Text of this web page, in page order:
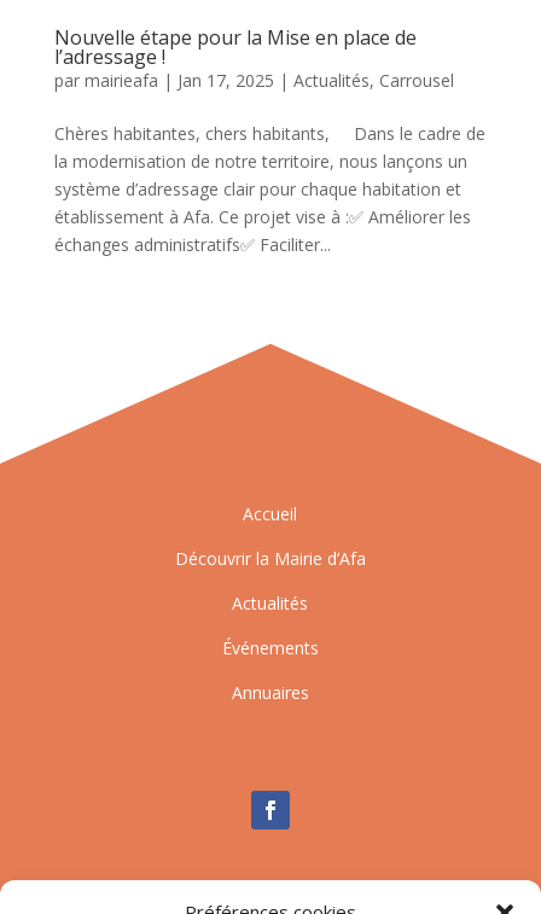
Nouvelle étape pour la Mise en place de
l’adressage !
par mairieafa | Jan 17, 2025 | Actualités, Carrousel
Chères habitantes, chers habitants, Dans le cadre de
la modernisation de notre territoire, nous lançons un
système d’adressage clair pour chaque habitation et
établissement à Afa. Ce projet vise à :✅ Améliorer les
échanges administratifs✅ Faciliter...
Accueil
Découvrir la Mairie d’Afa
Actualités
Événements
Annuaires
Nous contacter